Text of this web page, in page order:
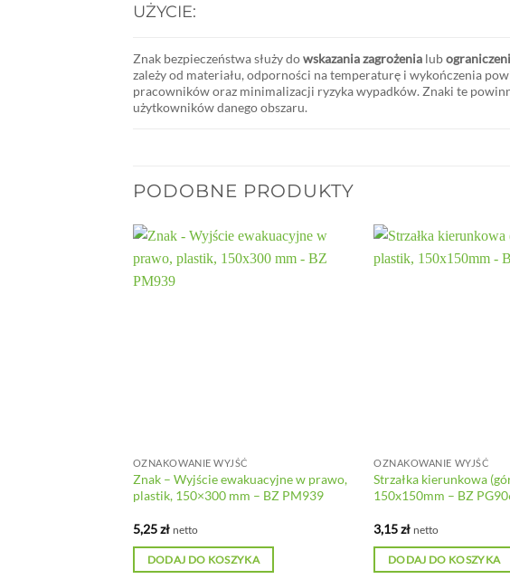
UŻYCIE:
Znak bezpieczeństwa służy dowskazania zagrożenia lub
zależy od materiału, odporności na temperaturę i wykończenia
pracowników oraz minimalizacji ryzyka wypadków. Znaki te
użytkowników danego obszaru.
PODOBNE PRODUKTY
OZNAKOWANIE WYJŚĆ
Znak – Wyjście ewakuacyjne w prawo,
plastik, 150×300 mm – BZ PM939
5,25zł netto
DODAJ DO KOSZYKA
OZNAKOWANIE WYJŚĆ
Strzałka kierunkowa
150x150mm – BZ
3,15zł netto
DODAJ DO KOSZYKA